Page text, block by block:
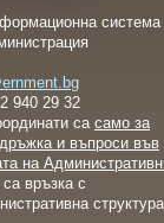
система
940 29 32
са само за
и въпроси във
на
връзка с